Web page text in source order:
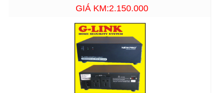
GIÁ KM:2.150.000